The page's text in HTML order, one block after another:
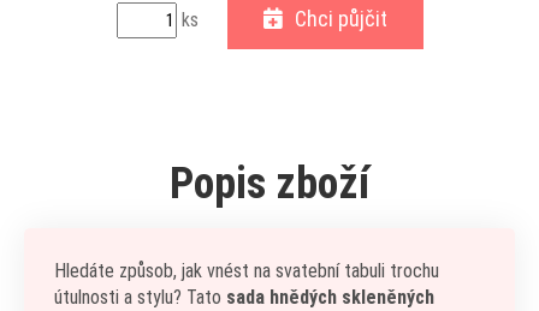
ks Chci půjčit
Popis zboží
Hledáte způsob, jak vnést na svatební tabuli trochu
útulnosti a stylu? Tato sada hnědých skleněných